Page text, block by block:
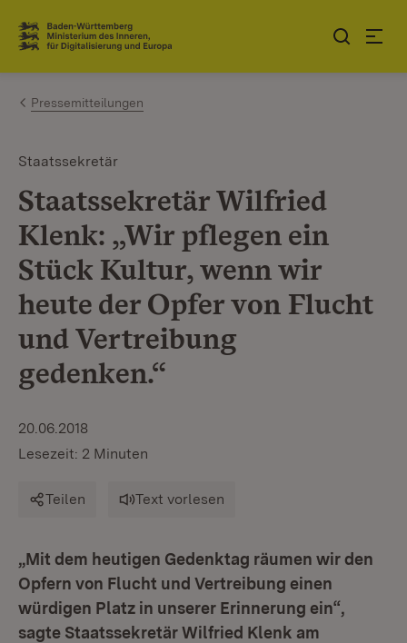
Zum Inhalt springen
Link zur Startseite
Pressemitteilungen
Staatssekretär
Staatssekretär Wilfried
Klenk: „Wir pflegen ein
Stück Kultur, wenn wir
heute der Opfer von Flucht
und Vertreibung
gedenken.“
20.06.2018
Lesezeit: 2 Minuten
Teilen Text vorlesen
„Mit dem heutigen Gedenktag räumen wir den
Opfern von Flucht und Vertreibung einen
würdigen Platz in unserer Erinnerung ein“,
sagte Staatssekretär Wilfried Klenk am